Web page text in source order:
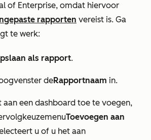
of Enterprise, omdat hiervoor
rapporten vereist is. Ga
te werk:
als rapport.
deRapportnaam in.
een dashboard toe te voegen,
Toevoegen aan
u of u het aan